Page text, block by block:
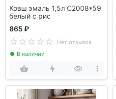
Ковш эмаль 1,5л С2008*59
белый с рис
865 ₽
Нет отзывов
В наличии